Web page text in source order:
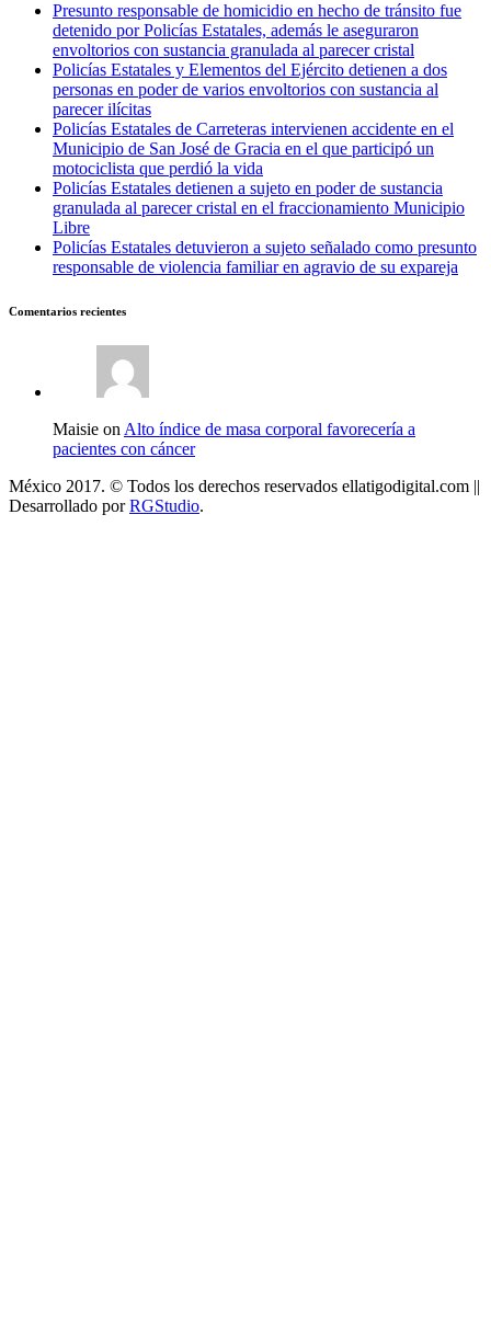
Presunto responsable de homicidio en hecho de tránsito fue
detenido por Policías Estatales, además le aseguraron
envoltorios con sustancia granulada al parecer cristal
Policías Estatales y Elementos del Ejército detienen a dos
personas en poder de varios envoltorios con sustancia al
parecer ilícitas
Policías Estatales de Carreteras intervienen accidente en el
Municipio de San José de Gracia en el que participó un
motociclista que perdió la vida
Policías Estatales detienen a sujeto en poder de sustancia
granulada al parecer cristal en el fraccionamiento Municipio
Libre
Policías Estatales detuvieron a sujeto señalado como presunto
responsable de violencia familiar en agravio de su expareja
Comentarios recientes
Maisie on Alto índice de masa corporal favorecería a
pacientes con cáncer
México 2017. © Todos los derechos reservados ellatigodigital.com ||
Desarrollado porRGStudio.